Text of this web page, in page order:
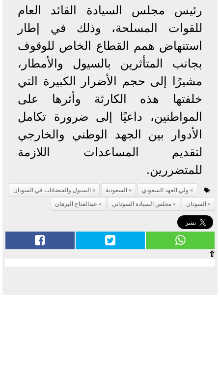
رئيس مجلس السيادة القائد العام
للقوات المسلحة، وذلك في إطار
استنهاض همم القطاع الخاص للوقوف
بجانب المتأثرين بالسيول والأمطار،
مشيرًا إلى حجم الأضرار الكبيرة التي
خلفتها هذه الكارثة وأثرها على
المواطنين، داعيًا إلى ضرورة تكامل
الأدوار بين الجهد الوطني والخارجي
لتقديم المساعدات اللازمة
للمتضررين.
ولي العهد السعودي السعودية
السيول والفيضانات في السودان
السودان
مجلس السيادة السوداني عبدالفتاح البرهان
⇧